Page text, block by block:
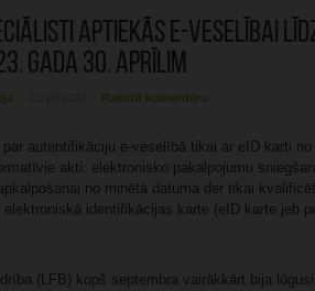
aptiekās e-veselībai
gada 30. aprīlim
Rakstīt komentāru
autentifikāciju e-veselībā tikai ar eID karti
akti: elektronisko pakalpojumu
no minētā datuma der tikai
identifikācijas karte (eID karte jeb
(LFB) kopš septembra vairākkārt bija